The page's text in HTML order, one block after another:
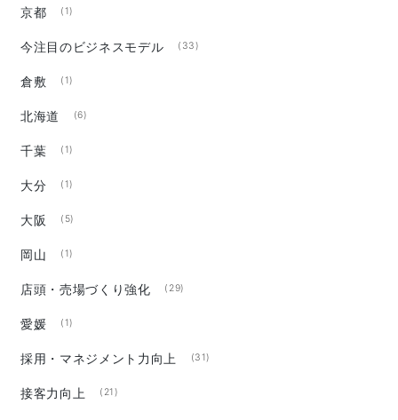
京都 (1)
今注目のビジネスモデル (33)
倉敷 (1)
北海道 (6)
千葉 (1)
大分 (1)
大阪 (5)
岡山 (1)
店頭・売場づくり強化 (29)
愛媛 (1)
採用・マネジメント力向上 (31)
接客力向上 (21)